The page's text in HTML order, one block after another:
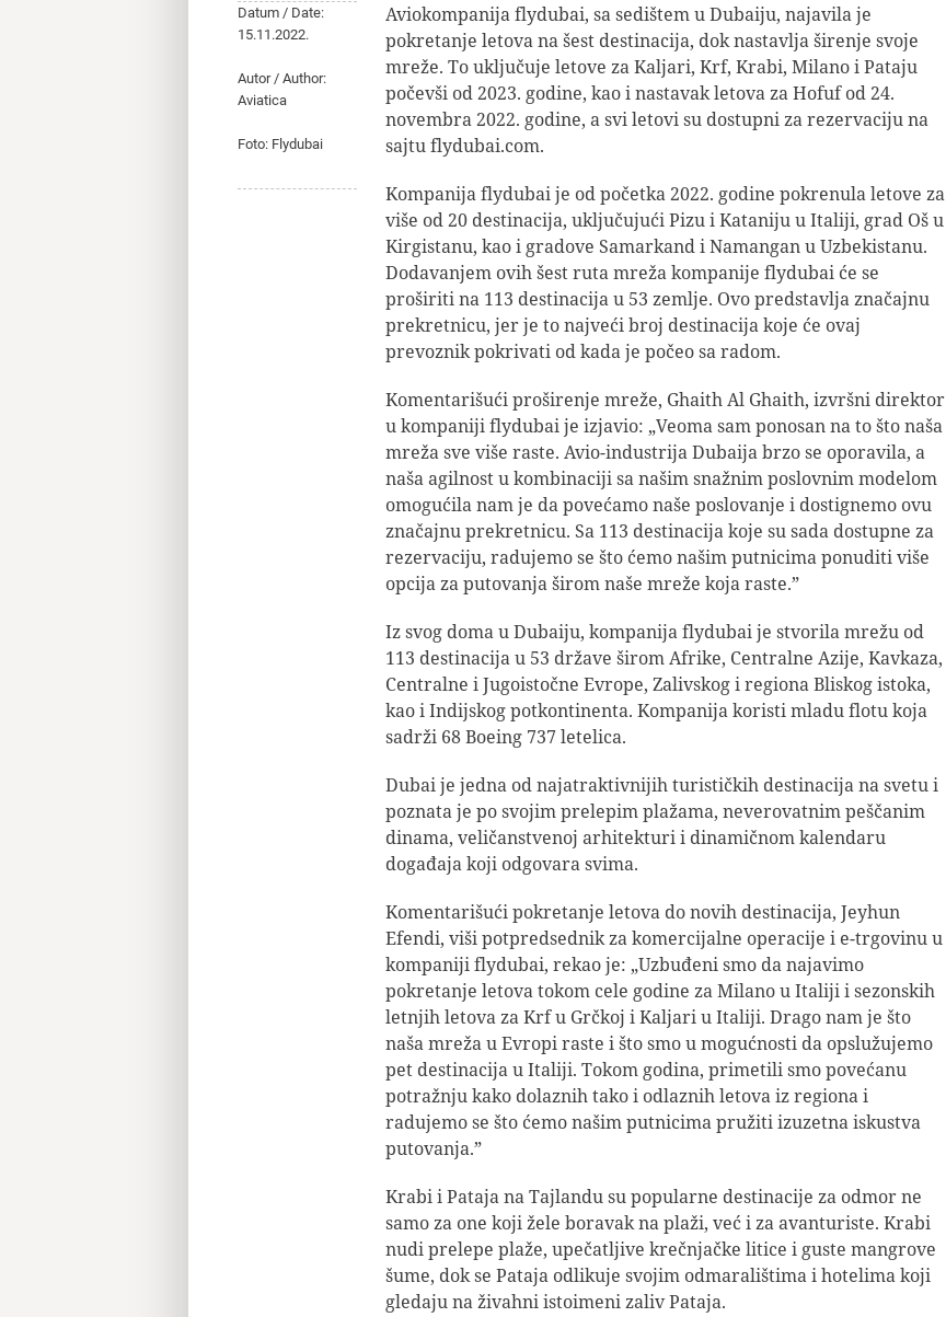
Datum / Date:
15.11.2022.
Autor / Author:
Aviatica
Foto: Flydubai
Aviokompanija flydubai, sa sedištem u Dubaiju, najavila je
pokretanje letova na šest destinacija, dok nastavlja širenje svoje
mreže. To uključuje letove za Kaljari, Krf, Krabi, Milano i Pataju
počevši od 2023. godine, kao i nastavak letova za Hofuf od 24.
novembra 2022. godine, a svi letovi su dostupni za rezervaciju na
sajtu flydubai.com.
Kompanija flydubai je od početka 2022. godine pokrenula letove za
više od 20 destinacija, uključujući Pizu i Kataniju u Italiji, grad Oš u
Kirgistanu, kao i gradove Samarkand i Namangan u Uzbekistanu.
Dodavanjem ovih šest ruta mreža kompanije flydubai će se
proširiti na 113 destinacija u 53 zemlje. Ovo predstavlja značajnu
prekretnicu, jer je to najveći broj destinacija koje će ovaj
prevoznik pokrivati od kada je počeo sa radom.
Komentarišući proširenje mreže, Ghaith Al Ghaith, izvršni direktor
u kompaniji flydubai je izjavio: „Veoma sam ponosan na to što naša
mreža sve više raste. Avio-industrija Dubaija brzo se oporavila, a
naša agilnost u kombinaciji sa našim snažnim poslovnim modelom
omogućila nam je da povećamo naše poslovanje i dostignemo ovu
značajnu prekretnicu. Sa 113 destinacija koje su sada dostupne za
rezervaciju, radujemo se što ćemo našim putnicima ponuditi više
opcija za putovanja širom naše mreže koja raste.”
Iz svog doma u Dubaiju, kompanija flydubai je stvorila mrežu od
113 destinacija u 53 države širom Afrike, Centralne Azije, Kavkaza,
Centralne i Jugoistočne Evrope, Zalivskog i regiona Bliskog istoka,
kao i Indijskog potkontinenta. Kompanija koristi mladu flotu koja
sadrži 68 Boeing 737 letelica.
Dubai je jedna od najatraktivnijih turističkih destinacija na svetu i
poznata je po svojim prelepim plažama, neverovatnim peščanim
dinama, veličanstvenoj arhitekturi i dinamičnom kalendaru
događaja koji odgovara svima.
Komentarišući pokretanje letova do novih destinacija, Jeyhun
Efendi, viši potpredsednik za komercijalne operacije i e-trgovinu u
kompaniji flydubai, rekao je: „Uzbuđeni smo da najavimo
pokretanje letova tokom cele godine za Milano u Italiji i sezonskih
letnjih letova za Krf u Grčkoj i Kaljari u Italiji. Drago nam je što
naša mreža u Evropi raste i što smo u mogućnosti da opslužujemo
pet destinacija u Italiji. Tokom godina, primetili smo povećanu
potražnju kako dolaznih tako i odlaznih letova iz regiona i
radujemo se što ćemo našim putnicima pružiti izuzetna iskustva
putovanja.”
Krabi i Pataja na Tajlandu su popularne destinacije za odmor ne
samo za one koji žele boravak na plaži, već i za avanturiste. Krabi
nudi prelepe plaže, upečatljive krečnjačke litice i guste mangrove
šume, dok se Pataja odlikuje svojim odmaralištima i hotelima koji
gledaju na živahni istoimeni zaliv Pataja.